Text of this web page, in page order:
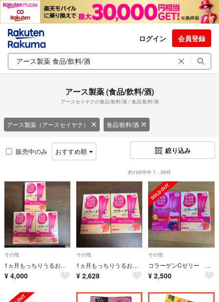
ログイン 会員登録
アース製薬 (食品/飲料/酒)
アースセイヤクの食品/飲料/酒 / 食品/飲料/酒
アース製薬（アースセイヤク） 食品/飲料/酒
販売中のみ おすすめ順 絞り込み
約100件中 1 - 36件
その他
1ヵ月もっちりうるおう コラーゲンCゼリー ピーチ味 個包装(10g×34本入)
¥ 4,000
その他
1ヵ月もっちりうるおう コラーゲンCゼリー ピーチ味 個包装(10g×34本入)
¥ 2,628
その他
コラーゲンCゼリー ×２箱（２種類）
¥ 2,500